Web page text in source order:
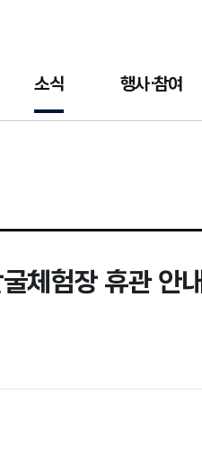
소식 행사·참여
체험장 휴관 안내